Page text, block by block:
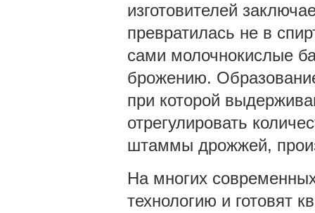
изготовителей
превратилась не в
сами молочнокислые
брожению.
при которой
отрегулировать
штаммы дрожжей,
На многих
технологию и готовят